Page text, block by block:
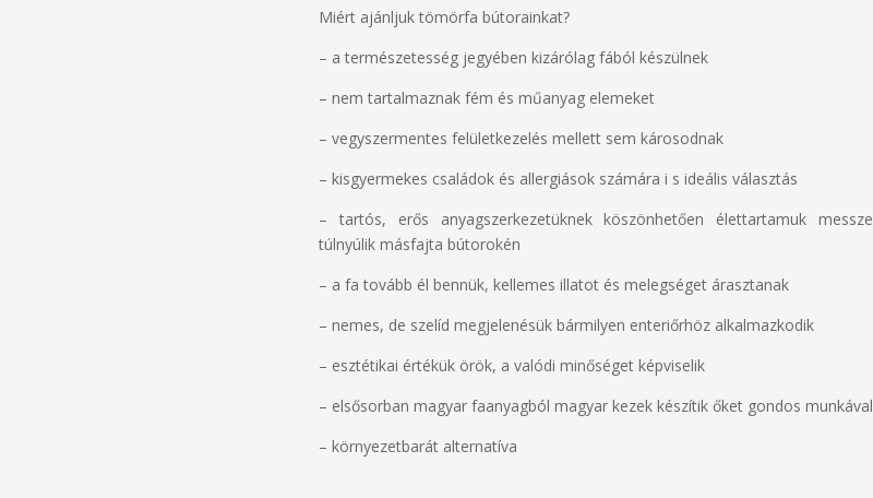
Miért ajánljuk tömörfa bútorainkat?
– a természetesség jegyében kizárólag fából készülnek
– nem tartalmaznak fém és műanyag elemeket
– vegyszermentes felületkezelés mellett sem károsodnak
– kisgyermekes családok és allergiások számára i s ideális választás
– tartós, erős anyagszerkezetüknek köszönhetően élettartamuk messze
túlnyúlik másfajta bútorokén
– a fa tovább él bennük, kellemes illatot és melegséget árasztanak
– nemes, de szelíd megjelenésük bármilyen enteriőrhöz alkalmazkodik
– esztétikai értékük örök, a valódi minőséget képviselik
– elsősorban magyar faanyagból magyar kezek készítik őket gondos munkával
– környezetbarát alternatíva